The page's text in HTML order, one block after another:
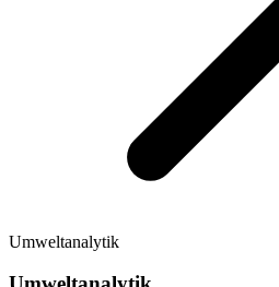
Umweltanalytik